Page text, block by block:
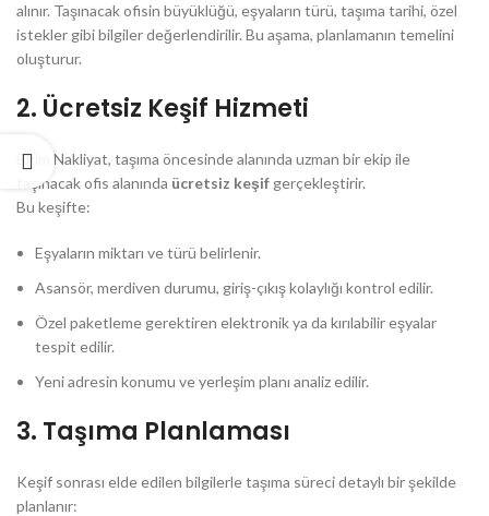
alınır. Taşınacak ofisin büyüklüğü, eşyaların türü, taşıma tarihi, özel
istekler gibi bilgiler değerlendirilir. Bu aşama, planlamanın temelini
oluşturur.
2. Ücretsiz Keşif Hizmeti
Birim Nakliyat, taşıma öncesinde alanında uzman bir ekip ile
taşınacak ofis alanında ücretsiz keşif gerçekleştirir.
Bu keşifte:
Eşyaların miktarı ve türü belirlenir.
Asansör, merdiven durumu, giriş-çıkış kolaylığı kontrol edilir.
Özel paketleme gerektiren elektronik ya da kırılabilir eşyalar
tespit edilir.
Yeni adresin konumu ve yerleşim planı analiz edilir.
3. Taşıma Planlaması
Keşif sonrası elde edilen bilgilerle taşıma süreci detaylı bir şekilde
planlanır: